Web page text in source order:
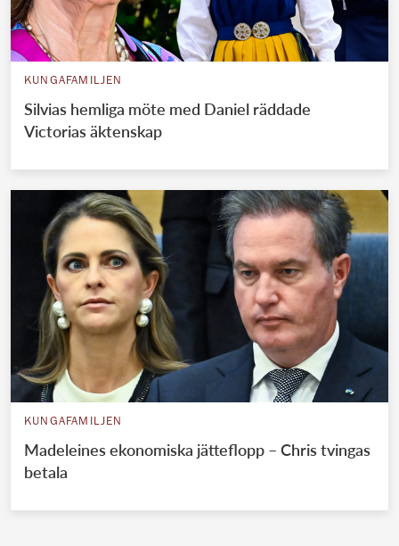
KUNGAFAMILJEN
Silvias hemliga möte med Daniel räddade
Victorias äktenskap
KUNGAFAMILJEN
Madeleines ekonomiska jätteflopp – Chris tvingas
betala